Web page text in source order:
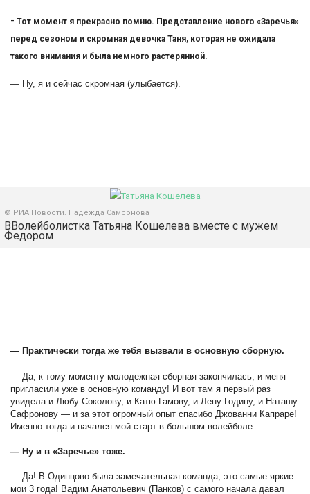
- Тот момент я прекрасно помню. Представление нового «Заречья»
перед сезоном и скромная девочка Таня, которая не ожидала
такого внимания и была немного растерянной.
— Ну, я и сейчас скромная (улыбается).
© РИА Новости. Надежда Самсонова
ВВолейболистка Татьяна Кошелева вместе с мужем
Федором
— Практически тогда же тебя вызвали в основную сборную.
— Да, к тому моменту молодежная сборная закончилась, и меня
пригласили уже в основную команду! И вот там я первый раз
увидела и Любу Соколову, и Катю Гамову, и Лену Годину, и Наташу
Сафронову — и за этот огромный опыт спасибо Джованни Капраре!
Именно тогда и начался мой старт в большом волейболе.
— Ну и в «Заречье» тоже.
— Да! В Одинцово была замечательная команда, это самые яркие
мои 3 года! Вадим Анатольевич (Панков) с самого начала давал